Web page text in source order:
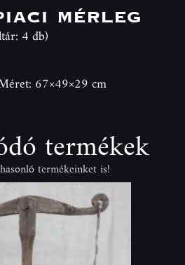
mérleg
4 db)
67×49×29 cm
termékek
termékeinket is!